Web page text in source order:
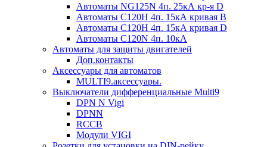
Автоматы NG125N 4п. 25кА кр-я D
Автоматы С120H 4п. 15кА кривая B
Автоматы С120H 4п. 15кА кривая D
Автоматы С120N 4п. 10кА
Автоматы для защиты двигателей
Доп.контакты
Аксессуары для автоматов
MULTI9.аксессуары.
Выключатели дифференциальные Multi9
DPN N Vigi
DPNN
RCCB
Модули VIGI